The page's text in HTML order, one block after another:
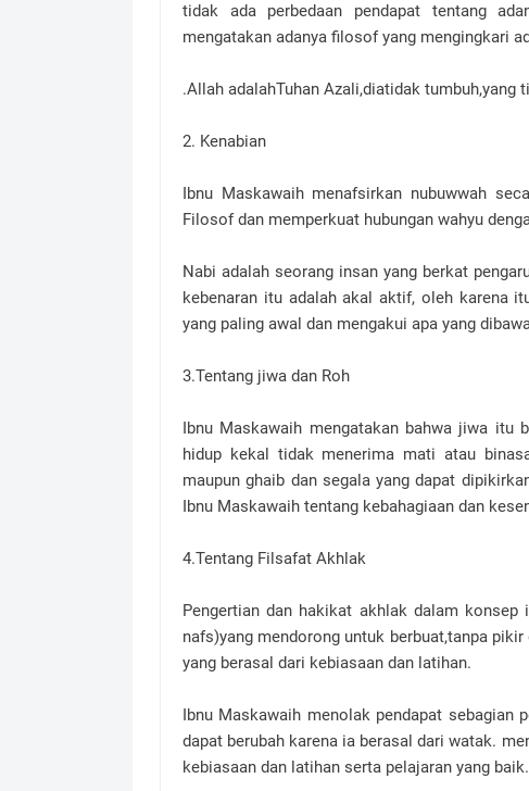
tidak ada perbedaan pendapat tentang
mengatakan adanya filosof yang mengingkari
.Allah adalahTuhan Azali,diatidak
2. Kenabian
Ibnu Maskawaih menafsirkan nubuwwah
Filosof dan memperkuat hubungan wahyu
Nabi adalah seorang insan yang berkat
kebenaran itu adalah akal aktif, oleh karena
yang paling awal dan mengakui apa yang
3.Tentang jiwa dan Roh
Ibnu Maskawaih mengatakan bahwa jiwa itu
hidup kekal tidak menerima mati atau
maupun ghaib dan segala yang dapat
Ibnu Maskawaih tentang kebahagiaan dan
4.Tentang Filsafat Akhlak
Pengertian dan hakikat akhlak dalam konsep
nafs)yang mendorong untuk berbuat,tanpa
yang berasal dari kebiasaan dan latihan.
Ibnu Maskawaih menolak pendapat sebagian
dapat berubah karena ia berasal dari watak.
kebiasaan dan latihan serta pelajaran yang baik.